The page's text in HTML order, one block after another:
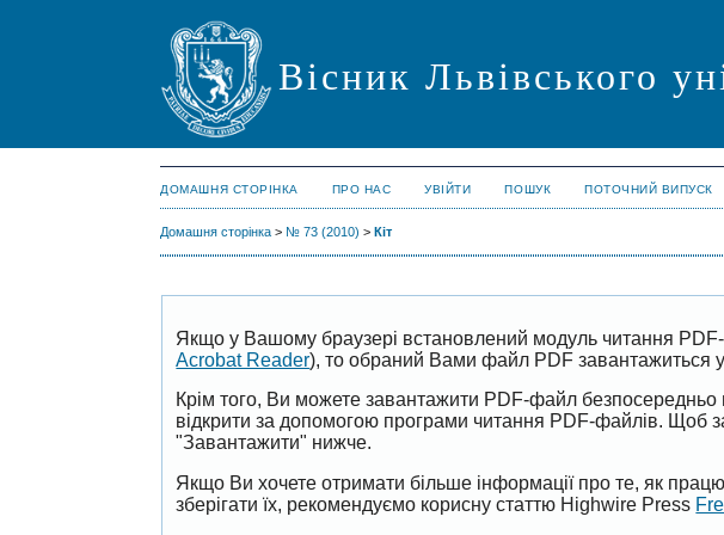
Вісник Львівського
ДОМАШНЯ СТОРІНКА ПРО НАС УВІЙТИ ПОШУК ПОТОЧНИЙ ВИПУСК
Домашня сторінка > № 73 (2010) >Кіт
Якщо у Вашому браузері встановлений модуль читання
Acrobat Reader), то обраний Вами файл PDF завантажиться у
Крім того, Ви можете завантажити PDF-файл
відкрити за допомогою програми читання PDF-файлів. Щоб
"Завантажити" нижче.
Якщо Ви хочете отримати більше інформації про те, як
зберігати їх, рекомендуємо корисну статтю Highwire Press